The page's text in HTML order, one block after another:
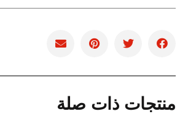
منتجات ذات صلة